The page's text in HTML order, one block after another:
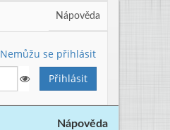
Nápověda
Nemůžu se přihlásit
Nápověda